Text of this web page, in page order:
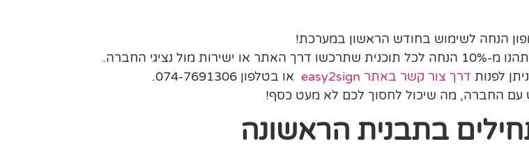
מול נציגי החברה.
לפנות דרך צור קשר באתר easy2sign
או בטלפון 074-7691306.
עם החברה, מה שיכול לחסוך לכם לא מעט כסף!
בתבנית הראשונה